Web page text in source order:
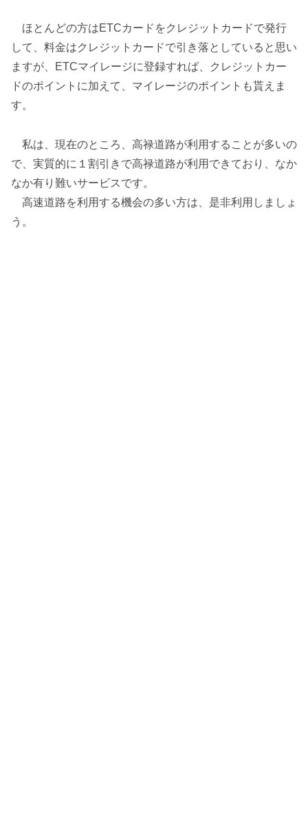
ほとんどの方はETCカードをクレジットカードで発行
して、料金はクレジットカードで引き落としていると思い
ますが、ETCマイレージに登録すれば、クレジットカー
ドのポイントに加えて、マイレージのポイントも貰えま
す。
私は、現在のところ、高禄道路が利用することが多いの
で、実質的に１割引きで高禄道路が利用できており、なか
なか有り難いサービスです。
高速道路を利用する機会の多い方は、是非利用しましょ
う。